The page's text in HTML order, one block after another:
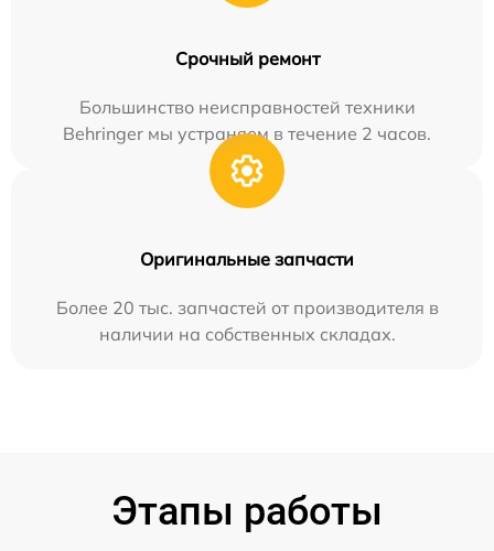
Срочный ремонт
Большинство неисправностей техники
Behringer мы устраняем в течение 2 часов.
Оригинальные запчасти
Более 20 тыс. запчастей от производителя в
наличии на собственных складах.
Этапы работы